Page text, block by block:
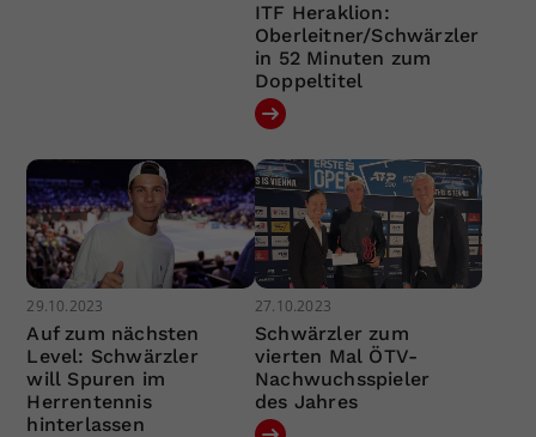
ITF Heraklion:
Oberleitner/Schwärzler
in 52 Minuten zum
Doppeltitel
29.10.2023
Auf zum nächsten
Level: Schwärzler
will Spuren im
Herrentennis
hinterlassen
27.10.2023
Schwärzler zum
vierten Mal ÖTV-
Nachwuchsspieler
des Jahres